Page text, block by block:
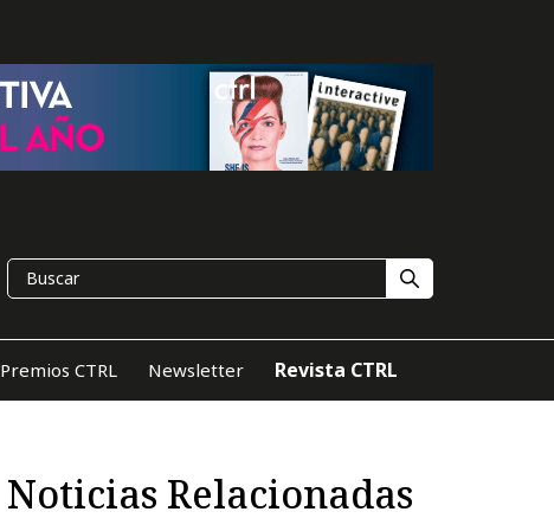
Premios CTRL Newsletter Revista CTRL
Noticias Relacionadas